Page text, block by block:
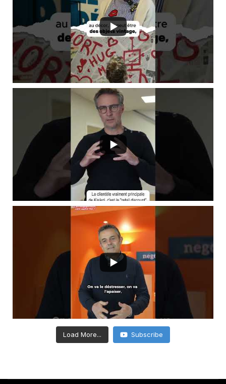
Load More... Subscribe